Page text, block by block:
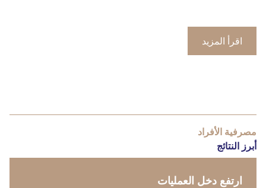
اقرأ المزيد
مصرفية الأفراد
أبرز النتائج
ارتفع دخل العمليات